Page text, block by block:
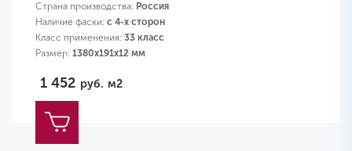
Страна производства: Россия
Наличие фаски: с 4-х сторон
Класс применения: 33 класс
Размер: 1380х191х12 мм
1 452 руб. м2